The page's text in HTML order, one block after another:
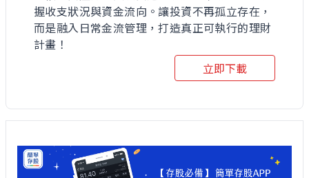
握收支狀況與資金流向。讓投資不再孤立存在，
而是融入日常金流管理，打造真正可執行的理財
計畫！
立即下載